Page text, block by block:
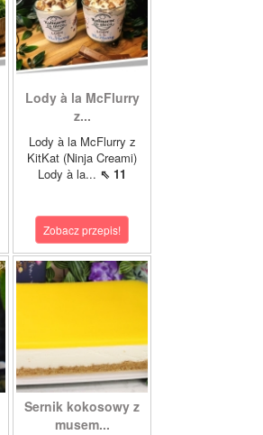
Lody à la McFlurry
z...
Lody à la McFlurry z
KitKat (Ninja Creami)
Lody à la... ⇖ 11
Zobacz przepis!
Sernik kokosowy z
musem...